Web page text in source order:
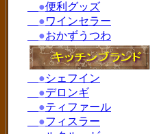
●便利グッズ
●ワインセラー
●おかずうつわ
●シェフイン
●デロンギ
●ティファール
●フィスラー